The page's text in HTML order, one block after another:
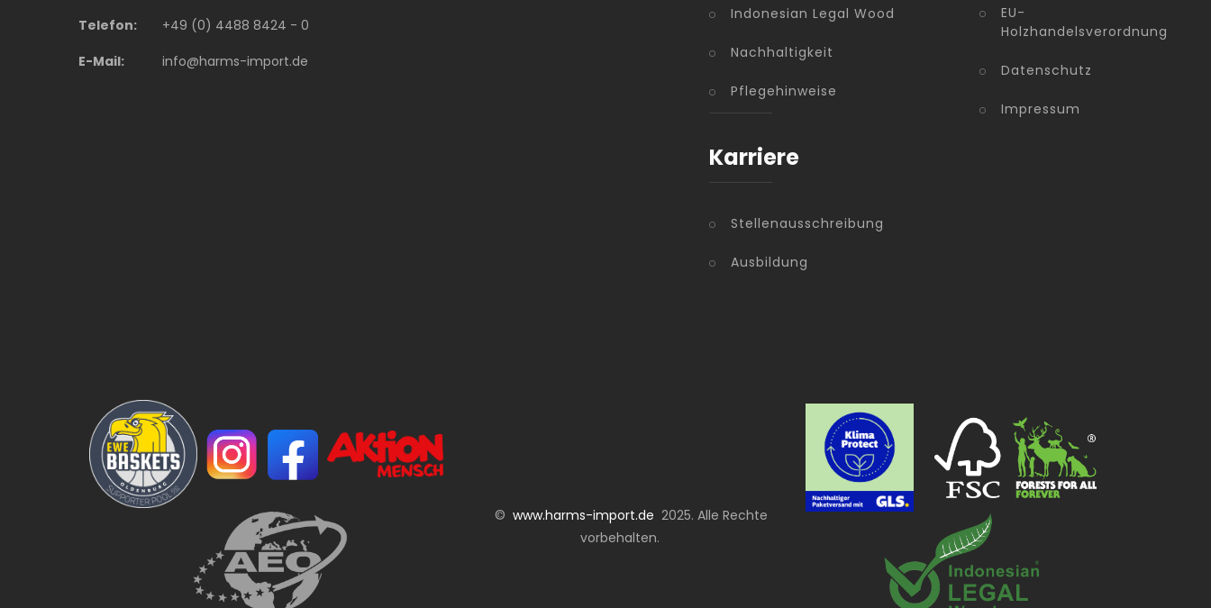
Telefon:
+49 (0) 4488 8424 - 0
E-Mail:
info@harms-import.de
Indonesian Legal Wood
Nachhaltigkeit
Pflegehinweise
Karriere
Stellenausschreibung
Ausbildung
EU-
Holzhandelsverordnung
Datenschutz
Impressum
© www.harms-import.de 2025. Alle Rechte
vorbehalten.